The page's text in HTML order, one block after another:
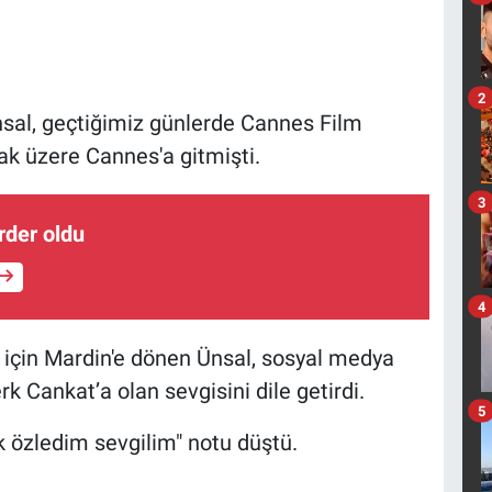
geçtiğimiz günlerde Cannes Film
üzere Cannes'a gitmişti.
oldu
Mardin'e dönen Ünsal, sosyal medya
Cankat’a olan sevgisini dile getirdi.
özledim sevgilim" notu düştü.
2
3
4
5